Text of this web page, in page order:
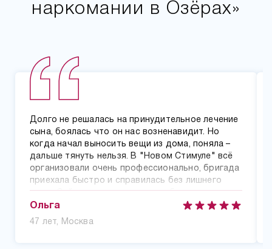
наркомании в Озёрах»
Долго не решалась на принудительное лечение
сына, боялась что он нас возненавидит. Но
когда начал выносить вещи из дома, поняла –
дальше тянуть нельзя. В "Новом Стимуле" всё
организовали очень профессионально, бригада
приехала быстро и справилась без лишнего
шума. Сейчас сын проходит реабилитацию, уже
второй месяц, созваниваемся каждую неделю –
наконец-то слышу его трезвым и адекватным.
Ольга
47 лет, Москва